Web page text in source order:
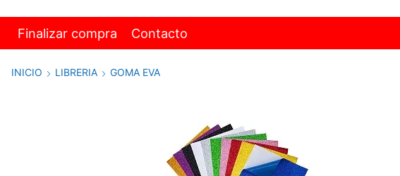
Finalizar compra Contacto
INICIO LIBRERIA GOMA EVA